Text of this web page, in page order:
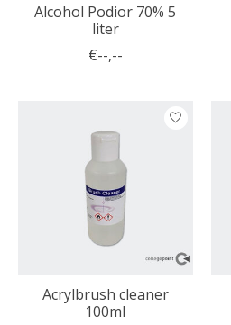
Alcohol Podior 70% 5
liter
€--,--
Acrylbrush cleaner
100ml